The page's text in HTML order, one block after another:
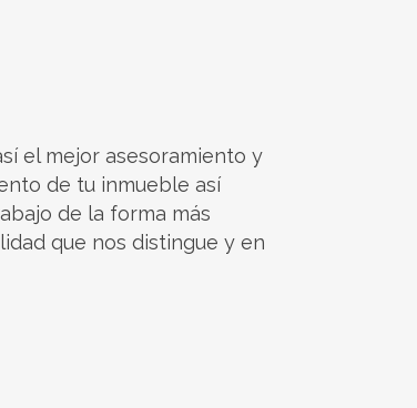
el mejor asesoramiento y
de tu inmueble así
de la forma más
que nos distingue y en